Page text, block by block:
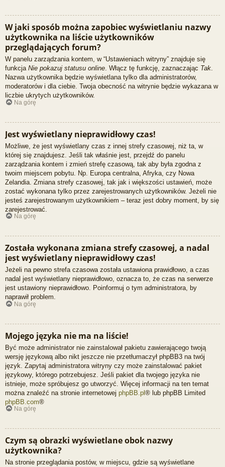
W jaki sposób można zapobiec wyświetlaniu nazwy
użytkownika na liście użytkowników
przeglądających forum?
W panelu zarządzania kontem, w “Ustawieniach witryny” znajduje się
funkcja Nie pokazuj statusu online. Włącz tę funkcję, zaznaczając Tak.
Nazwa użytkownika będzie wyświetlana tylko dla administratorów,
moderatorów i dla ciebie. Twoja obecność na witrynie będzie wykazana w
liczbie ukrytych użytkowników.
Na górę
Jest wyświetlany nieprawidłowy czas!
Możliwe, że jest wyświetlany czas z innej strefy czasowej, niż ta, w
której się znajdujesz. Jeśli tak właśnie jest, przejdź do panelu
zarządzania kontem i zmień strefę czasową, tak aby była zgodna z
twoim miejscem pobytu. Np. Europa centralna, Afryka, czy Nowa
Zelandia. Zmiana strefy czasowej, tak jak i większości ustawień, może
zostać wykonana tylko przez zarejestrowanych użytkowników. Jeżeli nie
jesteś zarejestrowanym użytkownikiem – teraz jest dobry moment, by się
zarejestrować.
Na górę
Została wykonana zmiana strefy czasowej, a nadal
jest wyświetlany nieprawidłowy czas!
Jeżeli na pewno strefa czasowa została ustawiona prawidłowo, a czas
nadal jest wyświetlany nieprawidłowo, oznacza to, że czas na serwerze
jest ustawiony nieprawidłowo. Poinformuj o tym administratora, by
naprawił problem.
Na górę
Mojego języka nie ma na liście!
Być może administrator nie zainstalował pakietu zawierającego twoją
wersję językową albo nikt jeszcze nie przetłumaczył phpBB3 na twój
język. Zapytaj administratora witryny czy może zainstalować pakiet
językowy, którego potrzebujesz. Jeśli pakiet dla twojego języka nie
istnieje, może spróbujesz go utworzyć. Więcej informacji na ten temat
można znaleźć na stronie internetowej phpBB.pl ® lub phpBB Limited
phpBB.com®
Na górę
Czym są obrazki wyświetlane obok nazwy
użytkownika?
Na stronie przeglądania postów, w miejscu, gdzie są wyświetlane